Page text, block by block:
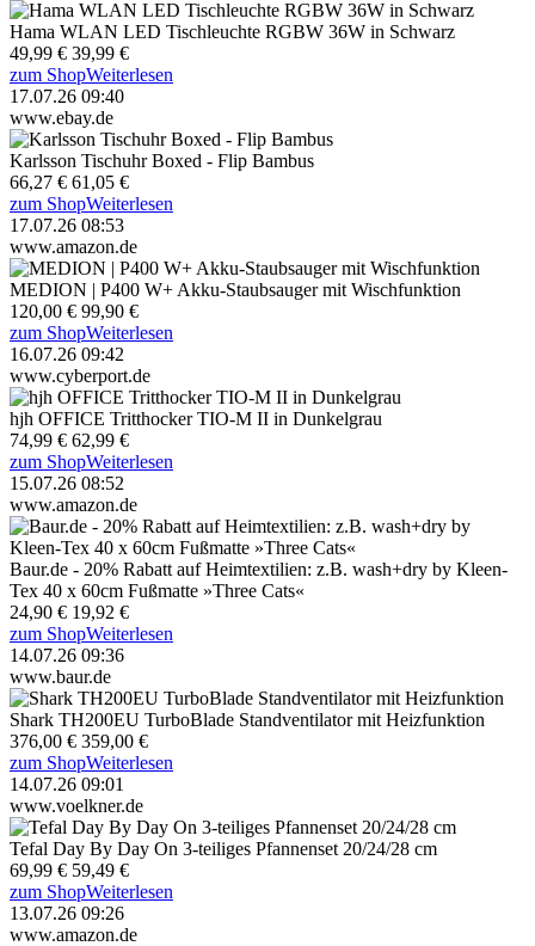
Hama WLAN LED Tischleuchte RGBW 36W in Schwarz
49,99 € 39,99 €
zum ShopWeiterlesen
17.07.26 09:40
www.ebay.de
Karlsson Tischuhr Boxed - Flip Bambus
66,27 € 61,05 €
zum ShopWeiterlesen
17.07.26 08:53
www.amazon.de
MEDION | P400 W+ Akku-Staubsauger mit Wischfunktion
120,00 € 99,90 €
zum ShopWeiterlesen
16.07.26 09:42
www.cyberport.de
hjh OFFICE Tritthocker TIO-M II in Dunkelgrau
74,99 € 62,99 €
zum ShopWeiterlesen
15.07.26 08:52
www.amazon.de
Baur.de - 20% Rabatt auf Heimtextilien: z.B. wash+dry by Kleen-
Tex 40 x 60cm Fußmatte »Three Cats«
24,90 € 19,92 €
zum ShopWeiterlesen
14.07.26 09:36
www.baur.de
Shark TH200EU TurboBlade Standventilator mit Heizfunktion
376,00 € 359,00 €
zum ShopWeiterlesen
14.07.26 09:01
www.voelkner.de
Tefal Day By Day On 3-teiliges Pfannenset 20/24/28 cm
69,99 € 59,49 €
zum ShopWeiterlesen
13.07.26 09:26
www.amazon.de